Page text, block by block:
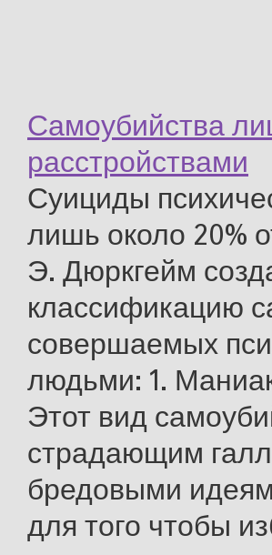
Самоубийства
расстройствами
Суициды
лишь около 20%
Э. Дюркгейм
классификацию
совершаемых
людьми: 1.
Этот вид
страдающим
бредовыми
для того чтобы